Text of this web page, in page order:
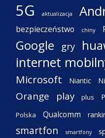
5G aktualizacja
bezpieczeństwo chiny
Google gry
internet
Microsoft Niantic
Orange play plus
Polska Qualcomm
smartfon smartfony